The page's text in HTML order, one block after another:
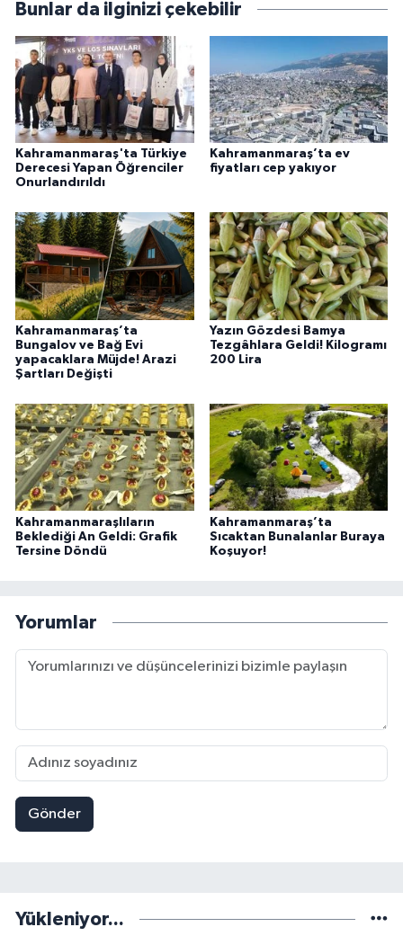
Bunlar da ilginizi çekebilir
Kahramanmaraş'ta Türkiye
Derecesi Yapan Öğrenciler
Onurlandırıldı
Kahramanmaraş’ta ev
fiyatları cep yakıyor
Kahramanmaraş’ta
Bungalov ve Bağ Evi
yapacaklara Müjde! Arazi
Şartları Değişti
Yazın Gözdesi Bamya
Tezgâhlara Geldi! Kilogramı
200 Lira
Kahramanmaraşlıların
Beklediği An Geldi: Grafik
Tersine Döndü
Kahramanmaraş’ta
Sıcaktan Bunalanlar Buraya
Koşuyor!
Yorumlar
Gönder
Yükleniyor...